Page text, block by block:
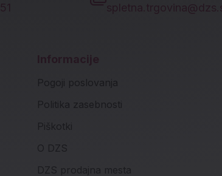
spletna.trgovina@dzs.si
Informacije
Pogoji poslovanja
Politika zasebnosti
Piškotki
O DZS
DZS prodajna mesta